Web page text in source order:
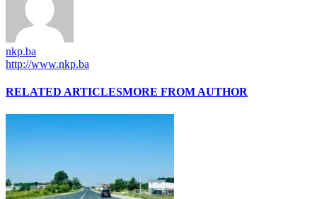
nkp.ba
http://www.nkp.ba
RELATED ARTICLESMORE FROM AUTHOR